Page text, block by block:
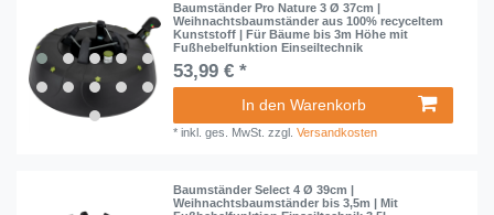
Baumständer Pro Nature 3 Ø 37cm |
Weihnachtsbaumständer aus 100% recyceltem
Kunststoff | Für Bäume bis 3m Höhe mit
Fußhebelfunktion Einseiltechnik
53,99 € *
In den Warenkorb
*inkl. ges. MwSt. zzgl.Versandkosten
Baumständer Select 4 Ø 39cm |
Weihnachtsbaumständer bis 3,5m | Mit